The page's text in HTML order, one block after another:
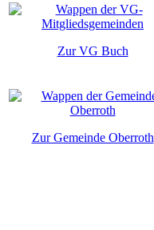
Zur VG Buch
Zur Gemeinde Oberroth